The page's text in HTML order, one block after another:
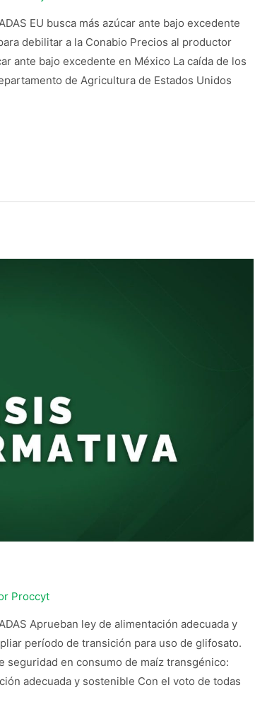
EU busca más azúcar ante bajo excedente
debilitar a la Conabio Precios al productor
ante bajo excedente en México La caída de los
de Agricultura de Estados Unidos
Proccyt
Aprueban ley de alimentación adecuada y
período de transición para uso de glifosato.
seguridad en consumo de maíz transgénico:
adecuada y sostenible Con el voto de todas